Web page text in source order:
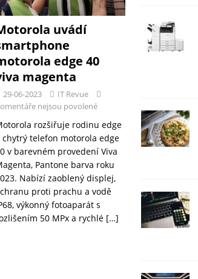
uvádí
edge 40
magenta
29-06-2023
IT Revue
nejsou povolené
rozšiřuje rodinu edge
chytrý telefon motorola edge
v barevném provedení Viva
Pantone barva roku
Nabízí zaoblený displej,
proti prachu a vodě
výkonný fotoaparát s
50 MPx a rychlé […]